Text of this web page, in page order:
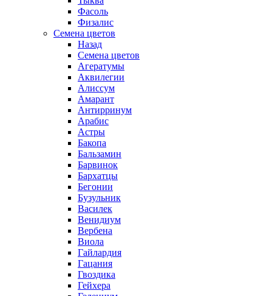
Фасоль
Физалис
Семена цветов
Назад
Семена цветов
Агератумы
Аквилегии
Алиссум
Амарант
Антирринум
Арабис
Астры
Бакопа
Бальзамин
Барвинок
Бархатцы
Бегонии
Бузульник
Василек
Венидиум
Вербена
Виола
Гайлардия
Гацания
Гвоздика
Гейхера